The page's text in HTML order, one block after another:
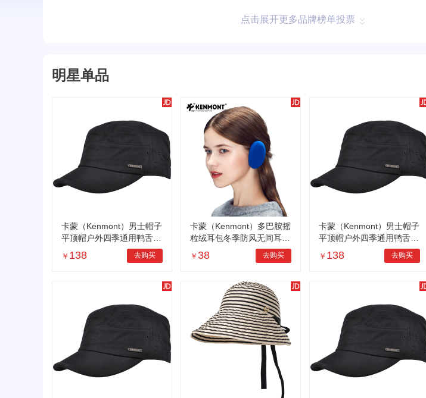
点击展开更多品牌榜单投票
明星单品
卡蒙（Kenmont）男士帽子
平顶帽户外四季通用鸭舌帽
英伦时尚休闲旅游帽km-25
28
￥ 138 去购买
卡蒙（Kenmont）多巴胺摇
粒绒耳包冬季防风无间耳套
户外护耳罩防冻耳捂km-39
76
￥ 38 去购买
卡蒙（Kenmont）男士帽子
平顶帽户外四季通用鸭舌帽
英伦时尚休闲旅游帽km-25
28
￥ 138 去购买